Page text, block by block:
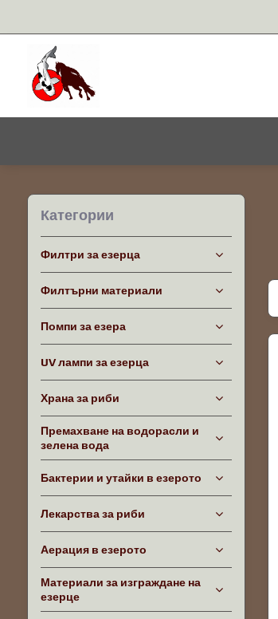
Категории
Филтри за езерца
Филтърни материали
Помпи за езера
UV лампи за езерца
Храна за риби
Премахване на водорасли и
зелена вода
Бактерии и утайки в езерото
Лекарства за риби
Аерация в езерото
Материали за изграждане на
езерце